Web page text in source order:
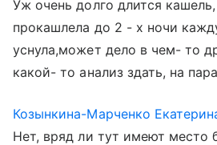
Уж очень долго длится кашель,
прокашлела до 2 - х ночи
уснула,может дело в чем- то
какой- то анализ здать, на
Козынкина-Марченко
Нет, вряд ли тут имеют место